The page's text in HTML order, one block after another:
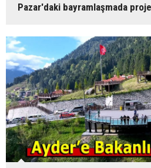
Pazar'daki bayramlaşmada